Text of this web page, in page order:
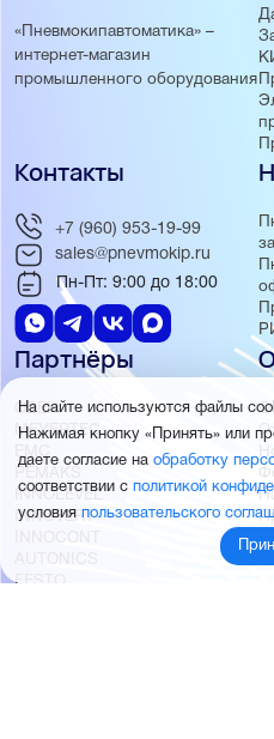
«Пневмокипавтоматика» –
интернет-магазин
промышленного оборудования
Партнёры
ОВЕН
MEYERTEC
EMC
PEMAKS
INNOLEVEL
INNOVERT
INNOCONT
AUTONICS
FESTO
О
Контакты
+7 (960) 953-19-99
sales@pnevmokip.ru
Пн-Пт: 9:00 до 18:00
На сайте используются файлы
Нажимая кнопку «Принять» или
даете согласие на обработку
соответствии с политикой
условияпользовательского